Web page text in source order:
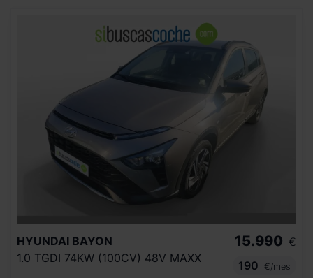
HYUNDAI BAYON
1.0 TGDI 74KW (100CV) 48V MAXX
15.990 €
190
€/mes